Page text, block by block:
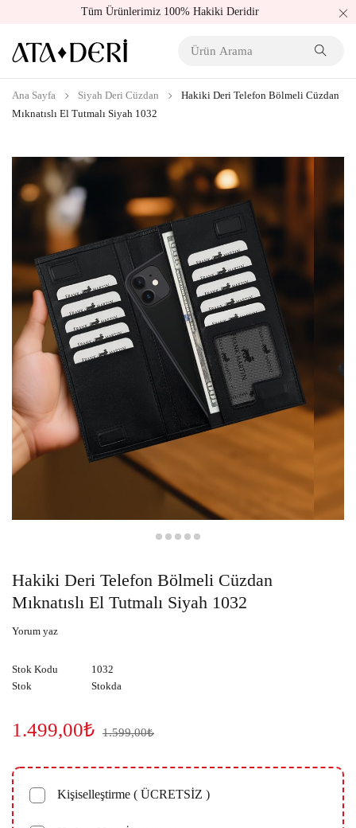
Tüm Ürünlerimiz 100% Hakiki Deridir
Ana Sayfa Siyah Deri Cüzdan
Hakiki Deri Telefon Bölmeli Cüzdan
Mıknatıslı El Tutmalı Siyah 1032
Hakiki Deri Telefon Bölmeli Cüzdan
Mıknatıslı El Tutmalı Siyah 1032
Yorum yaz
Stok Kodu
1032
Stok
Stokda
1.599,00₺
1.499,00₺
Kişiselleştirme ( ÜCRETSİZ )